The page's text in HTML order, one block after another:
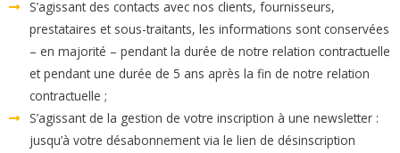
S’agissant des contacts avec nos clients, fournisseurs,
prestataires et sous-traitants, les informations sont conservées
– en majorité – pendant la durée de notre relation contractuelle
et pendant une durée de 5 ans après la fin de notre relation
contractuelle ;
S’agissant de la gestion de votre inscription à une newsletter :
jusqu’à votre désabonnement via le lien de désinscription